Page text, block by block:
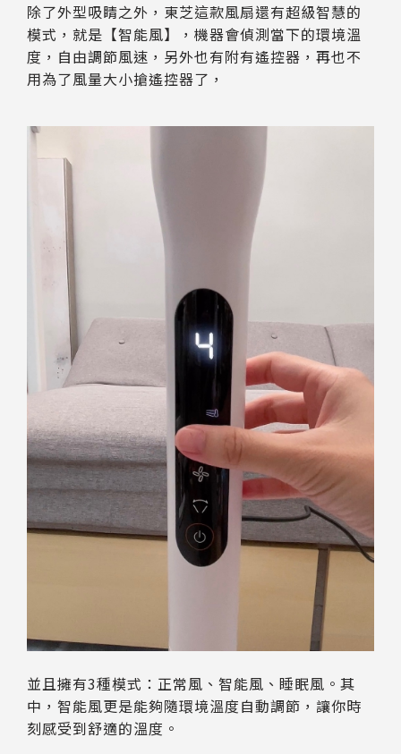
除了外型吸睛之外，東芝這款風扇還有超級智慧的
模式，就是【智能風】，機器會偵測當下的環境溫
度，自由調節風速，另外也有附有遙控器，再也不
用為了風量大小搶遙控器了，
並且擁有3種模式：正常風、智能風、睡眠風。其
中，智能風更是能夠隨環境溫度自動調節，讓你時
刻感受到舒適的溫度。